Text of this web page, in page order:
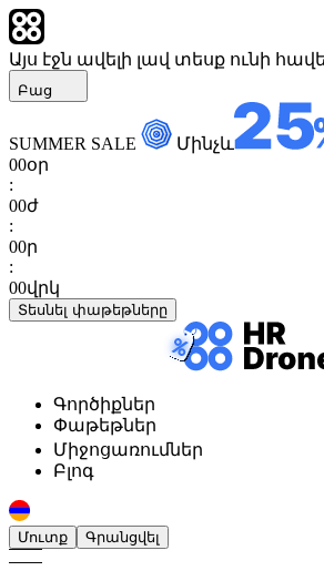
Այս էջն ավելի լավ տեսք ունի
Բաց
SUMMER SALE
Մինչև
00օր
:
00ժ
:
00ր
:
00վրկ
Տեսնել փաթեթները
Գործիքներ
Փաթեթներ
Միջոցառումներ
Բլոգ
Մուտք Գրանցվել